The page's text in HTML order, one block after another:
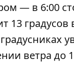
— в 6:00
13
ветра до